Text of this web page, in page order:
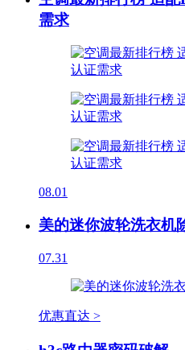
需求
08.01
美的迷你波轮洗衣机
07.31
优惠直达 >